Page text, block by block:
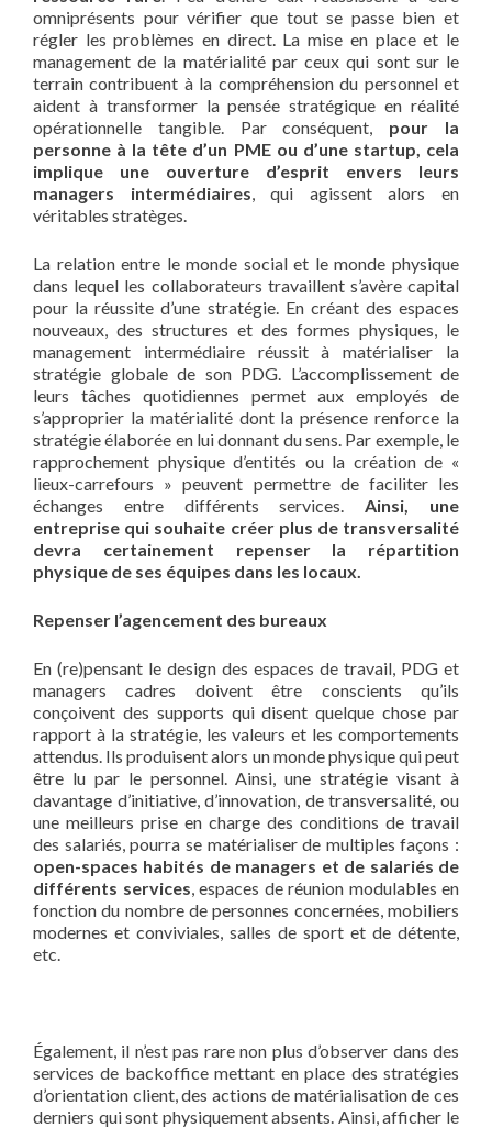
omniprésents pour vérifier que tout se passe bien et
régler les problèmes en direct. La mise en place et le
management de la matérialité par ceux qui sont sur le
terrain contribuent à la compréhension du personnel et
aident à transformer la pensée stratégique en réalité
opérationnelle tangible. Par conséquent, pour la
personne à la tête d’un PME ou d’une startup, cela
implique une ouverture d’esprit envers leurs
managers intermédiaires, qui agissent alors en
véritables stratèges.
La relation entre le monde social et le monde physique
dans lequel les collaborateurs travaillent s’avère capital
pour la réussite d’une stratégie. En créant des espaces
nouveaux, des structures et des formes physiques, le
management intermédiaire réussit à matérialiser la
stratégie globale de son PDG. L’accomplissement de
leurs tâches quotidiennes permet aux employés de
s’approprier la matérialité dont la présence renforce la
stratégie élaborée en lui donnant du sens. Par exemple, le
rapprochement physique d’entités ou la création de «
lieux-carrefours » peuvent permettre de faciliter les
échanges entre différents services.Ainsi, une
entreprise qui souhaite créer plus de transversalité
devra certainement repenser la répartition
physique de ses équipes dans les locaux.
Repenser l’agencement des bureaux
En (re)pensant le design des espaces de travail, PDG et
managers cadres doivent être conscients qu’ils
conçoivent des supports qui disent quelque chose par
rapport à la stratégie, les valeurs et les comportements
attendus. Ils produisent alors un monde physique qui peut
être lu par le personnel. Ainsi, une stratégie visant à
davantage d’initiative, d’innovation, de transversalité, ou
une meilleurs prise en charge des conditions de travail
des salariés, pourra se matérialiser de multiples façons :
open-spaces habités de managers et de salariés de
différents services, espaces de réunion modulables en
fonction du nombre de personnes concernées, mobiliers
modernes et conviviales, salles de sport et de détente,
etc.
Également, il n’est pas rare non plus d’observer dans des
services de backoffice mettant en place des stratégies
d’orientation client, des actions de matérialisation de ces
derniers qui sont physiquement absents. Ainsi, afficher le